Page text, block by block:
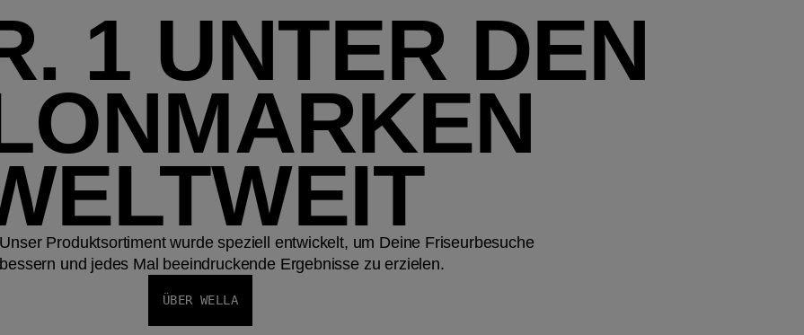
1 UNTER DEN
Produktsortiment wurde speziell entwickelt, um Deine Friseurbesuche
und jedes Mal beeindruckende Ergebnisse zu erzielen.
ÜBER WELLA